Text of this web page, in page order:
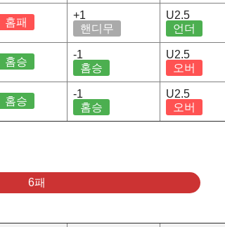
홈패
+1
핸디무
U2.5
언더
홈승
-1
홈승
U2.5
오버
홈승
-1
홈승
U2.5
오버
6패